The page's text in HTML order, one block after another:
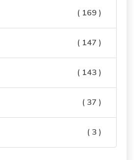
( 169 )
( 147 )
( 143 )
( 37 )
( 3 )